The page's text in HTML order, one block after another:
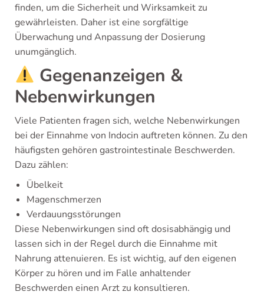
finden, um die Sicherheit und Wirksamkeit zu
gewährleisten. Daher ist eine sorgfältige
Überwachung und Anpassung der Dosierung
unumgänglich.
Gegenanzeigen &
Nebenwirkungen
Viele Patienten fragen sich, welche Nebenwirkungen
bei der Einnahme von Indocin auftreten können. Zu den
häufigsten gehören gastrointestinale Beschwerden.
Dazu zählen:
Übelkeit
Magenschmerzen
Verdauungsstörungen
Diese Nebenwirkungen sind oft dosisabhängig und
lassen sich in der Regel durch die Einnahme mit
Nahrung attenuieren. Es ist wichtig, auf den eigenen
Körper zu hören und im Falle anhaltender
Beschwerden einen Arzt zu konsultieren.